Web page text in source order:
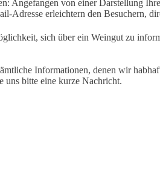
Angefangen von einer Darstellung
Adresse erleichtern den Besuchern,
sich über ein Weingut zu
Informationen, denen wir
uns bitte eine kurze Nachricht.